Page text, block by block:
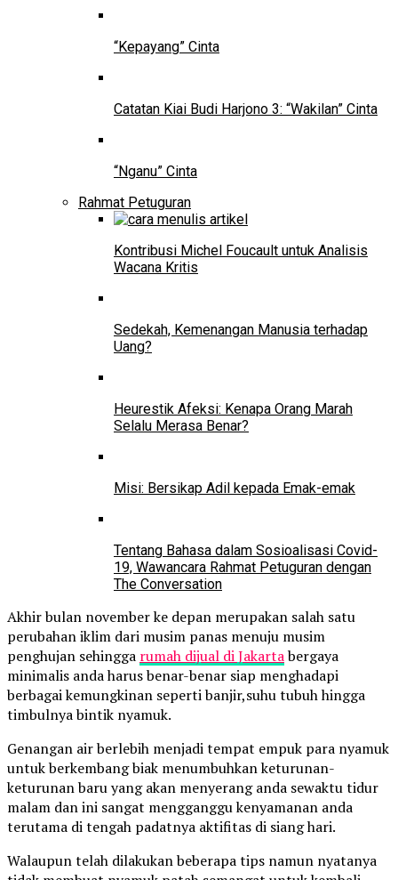
“Kepayang” Cinta
Catatan Kiai Budi Harjono 3: “Wakilan” Cinta
“Nganu” Cinta
Rahmat Petuguran
Kontribusi Michel Foucault untuk Analisis
Wacana Kritis
Sedekah, Kemenangan Manusia terhadap
Uang?
Heurestik Afeksi: Kenapa Orang Marah
Selalu Merasa Benar?
Misi: Bersikap Adil kepada Emak-emak
Tentang Bahasa dalam Sosioalisasi Covid-
19, Wawancara Rahmat Petuguran dengan
The Conversation
Akhir bulan november ke depan merupakan salah satu
perubahan iklim dari musim panas menuju musim
penghujan sehingga rumah dijual di Jakartabergaya
minimalis anda harus benar-benar siap menghadapi
berbagai kemungkinan seperti banjir,suhu tubuh hingga
timbulnya bintik nyamuk.
Genangan air berlebih menjadi tempat empuk para nyamuk
untuk berkembang biak menumbuhkan keturunan-
keturunan baru yang akan menyerang anda sewaktu tidur
malam dan ini sangat mengganggu kenyamanan anda
terutama di tengah padatnya aktifitas di siang hari.
Walaupun telah dilakukan beberapa tips namun nyatanya